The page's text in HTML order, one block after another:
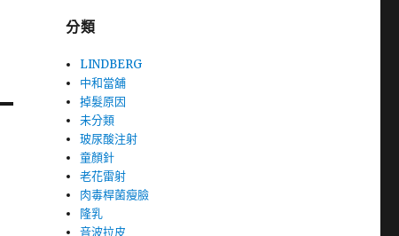
分類
LINDBERG
中和當舖
掉髮原因
未分類
玻尿酸注射
童顏針
老花雷射
肉毒桿菌瘦臉
隆乳
音波拉皮